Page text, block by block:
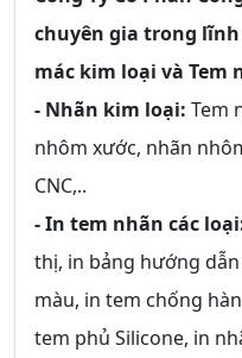
chuyên gia trong
mác kim loại và
- Nhãn kim loại: Tem
nhôm xước, nhãn
CNC,..
- In tem nhãn các
thị, in bảng hướng
màu, in tem chống
tem phủ Silicone, in